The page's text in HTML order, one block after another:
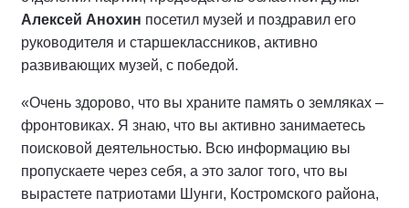
Алексей Анохин посетил музей и поздравил его
руководителя и старшеклассников, активно
развивающих музей, с победой.
«Очень здорово, что вы храните память о земляках –
фронтовиках. Я знаю, что вы активно занимаетесь
поисковой деятельностью. Всю информацию вы
пропускаете через себя, а это залог того, что вы
вырастете патриотами Шунги, Костромского района,